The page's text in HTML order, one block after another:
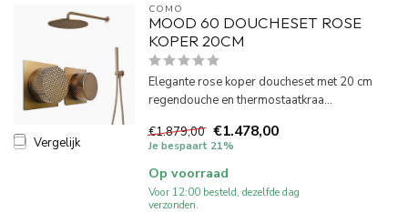
Vergelijk
COMO
MOOD 60 DOUCHESET ROSE
KOPER 20CM
Elegante rose koper doucheset met 20 cm
regendouche en thermostaatkraa...
€1.879,00 €1.478,00
Je bespaart 21%
Op voorraad
Voor 12:00 besteld, dezelfde dag
verzonden.